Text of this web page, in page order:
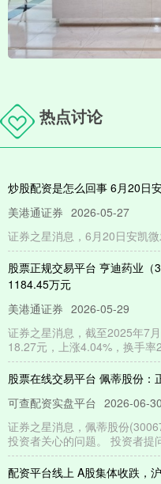
热点讨论
炒股配资是怎么回事 6月20日
美港通证券 2026-05-27
证券之星消息，6月20日安凯
股票正规交易平台 亨迪药业（
1184.45万元
美港通证券 2026-05-29
证券之星消息，截至2025年7
18.27元，上涨4.04%，换手率
股票在线交易平台 佩蒂股份：
可查配资实盘平台 2026-06-30
证券之星消息，佩蒂股份
投资者关心的问题。 投资者提
配资平台线上 A股集体收跌，